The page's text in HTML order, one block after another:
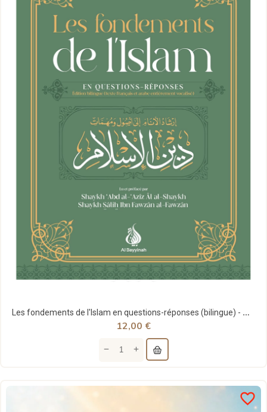
Les fondements de l'Islam en questions-réponses (bilingue) - Al Bayyinah
12,00 €
favorite_border